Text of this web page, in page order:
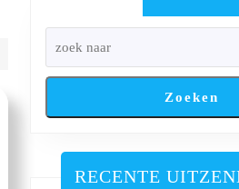
Zoeken
RECENTE